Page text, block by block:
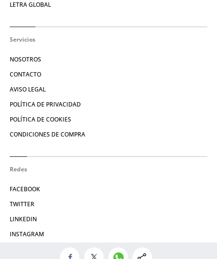
LETRA GLOBAL
Servicios
NOSOTROS
CONTACTO
AVISO LEGAL
POLÍTICA DE PRIVACIDAD
POLÍTICA DE COOKIES
CONDICIONES DE COMPRA
Redes
FACEBOOK
TWITTER
LINKEDIN
INSTAGRAM